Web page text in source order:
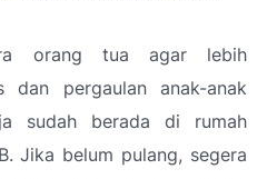
orang tua agar lebih
dan pergaulan anak-anak
sudah berada di rumah
Jika belum pulang, segera